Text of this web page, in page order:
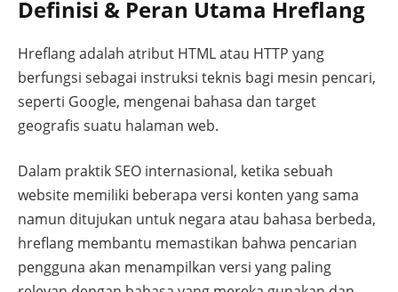
Definisi & Peran Utama Hreflang
Hreflang adalah atribut HTML atau HTTP yang
berfungsi sebagai instruksi teknis bagi mesin pencari,
seperti Google, mengenai bahasa dan target
geografis suatu halaman web.
Dalam praktik SEO internasional, ketika sebuah
website memiliki beberapa versi konten yang sama
namun ditujukan untuk negara atau bahasa berbeda,
hreflang membantu memastikan bahwa pencarian
pengguna akan menampilkan versi yang paling